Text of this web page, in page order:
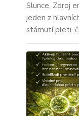
Slunce. Zdroj
jeden z
stárnutí pleti.